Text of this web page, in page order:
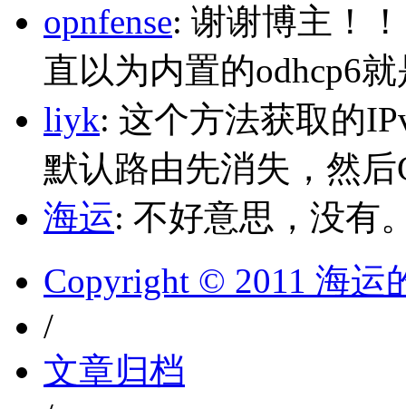
opnfense: 谢谢博主！
直以为内置的odhcp6
liyk: 这个方法获取的
默认路由先消失，然
海运: 不好意思，没有
Copyright © 2011 海运
/
文章归档